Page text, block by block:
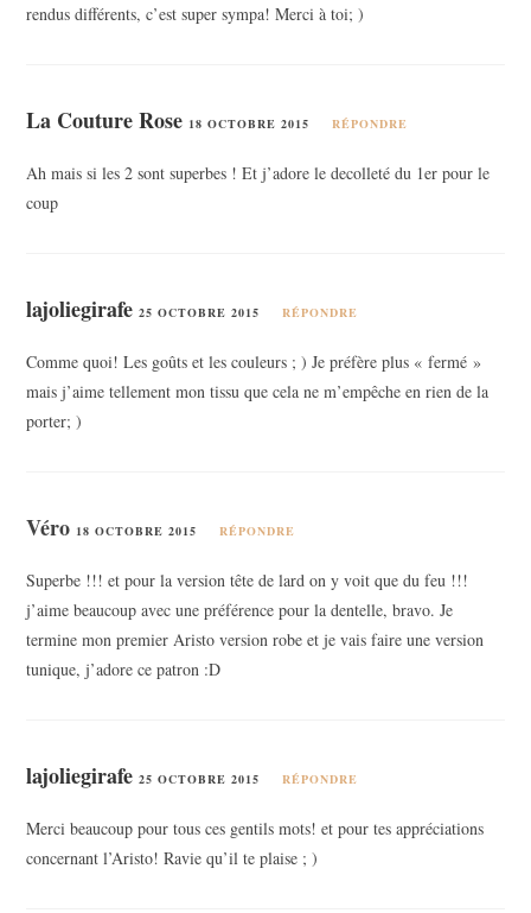
rendus différents, c’est super sympa! Merci à toi; )
La Couture Rose 18 OCTOBRE 2015 RÉPONDRE
Ah mais si les 2 sont superbes ! Et j’adore le decolleté du 1er pour le
coup
lajoliegirafe 25 OCTOBRE 2015 RÉPONDRE
Comme quoi! Les goûts et les couleurs ; ) Je préfère plus « fermé »
mais j’aime tellement mon tissu que cela ne m’empêche en rien de la
porter; )
Véro 18 OCTOBRE 2015 RÉPONDRE
Superbe !!! et pour la version tête de lard on y voit que du feu !!!
j’aime beaucoup avec une préférence pour la dentelle, bravo. Je
termine mon premier Aristo version robe et je vais faire une version
tunique, j’adore ce patron :D
lajoliegirafe 25 OCTOBRE 2015 RÉPONDRE
Merci beaucoup pour tous ces gentils mots! et pour tes appréciations
concernant l’Aristo! Ravie qu’il te plaise ; )